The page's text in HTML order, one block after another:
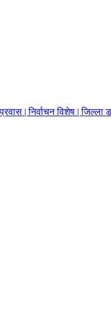
प्रवास |निर्वाचन विशेष |जिल्ला